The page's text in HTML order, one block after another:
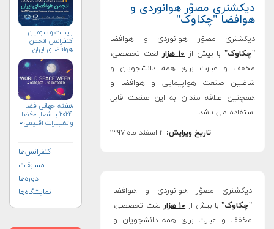
دیکشنری مصوّر هوانوردی و
هوافضا "چکاوک"
دیکشنری مصوّر هوانوردی و هوافضا
"چکاوک" با بیش از۱۰ هزار
لغت تخصصی،
مخفف و عبارت برای همه دانشجویان و
شاغلین صنعت هواپیمایی و هوافضا و
همچنین علاقه مندان به این صنعت قابل
استفاده می باشد.
تاریخ ویرایش: ۴ اسفند ماه ۱۳۹۷
دیکشنری مصوّر هوانوردی و هوافضا
"چکاوک" با بیش از ۱۰ هزار
لغت تخصصی،
مخفف و عبارت برای همه دانشجویان و
بیست و سومین
کنفرانس انجمن
هوافضای ايران
هفته جهانی فضا
۲۰۲۴ با شعار «فضا
و تغییرات اقلیمی»
کنفرانس‌ها
مسابقات
دوره‌ها
نمایشگاه‌ها